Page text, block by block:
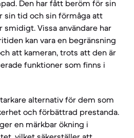
Den har fått beröm för sin
sin tid och sin förmåga att
smidigt. Vissa användare har
kan vara en begränsning
att kameran, trots att den är
funktioner som finns i
alternativ för dem som
och förbättrad prestanda.
en märkbar ökning i